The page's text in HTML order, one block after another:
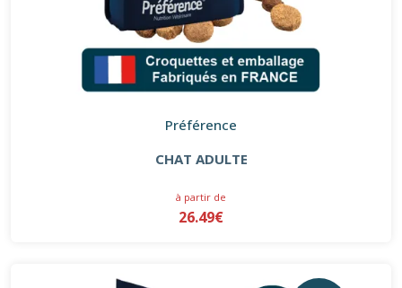
Préférence
CHAT ADULTE
à partir de
26.49€